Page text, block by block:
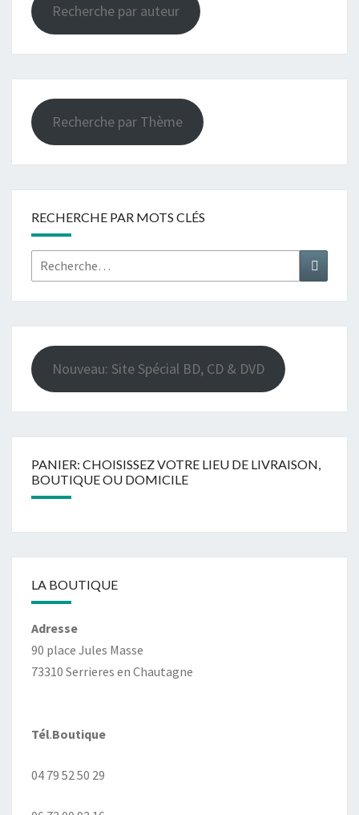
Recherche par auteur
Recherche par Thème
RECHERCHE PAR MOTS CLÉS
Rechercher :
Nouveau: Site Spécial BD, CD & DVD
PANIER: CHOISISSEZ VOTRE LIEU DE LIVRAISON,
BOUTIQUE OU DOMICILE
LA BOUTIQUE
Adresse
90 place Jules Masse
73310 Serrieres en Chautagne
Tél.Boutique
04 79 52 50 29